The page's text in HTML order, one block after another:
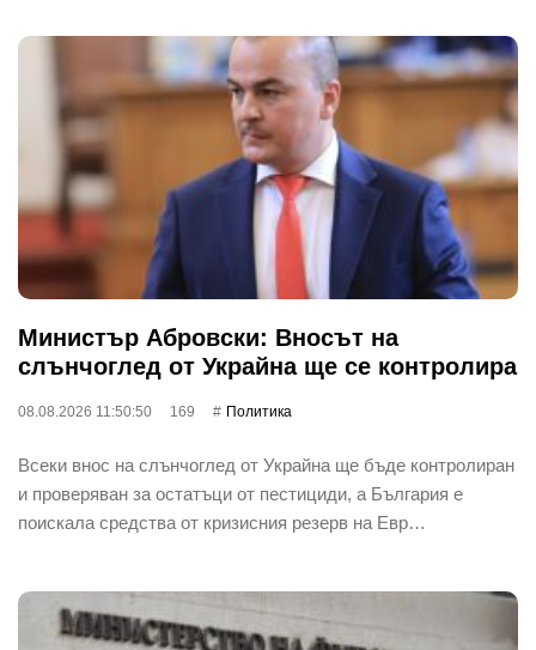
Министър Абровски: Вносът на
слънчоглед от Украйна ще се контролира
08.08.2026 11:50:50 169 Политика
Всеки внос на слънчоглед от Украйна ще бъде контролиран
и проверяван за остатъци от пестициди, а България е
поискала средства от кризисния резерв на Евр…